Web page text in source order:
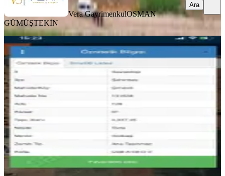
Vera GayrimenkulOSMAN
GÜMÜŞTEKİN
Ara
Çetin Emlak'tan Çimenli'de.bağevi.
Mükemmel Konum
Gaziantep, Şahinbey
1.125/m²·02.07.2026
ÇETİN EMLAK ERDOĞAN ÇETİN